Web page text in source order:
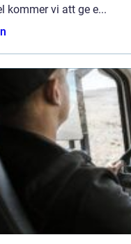
kommer vi att ge e...